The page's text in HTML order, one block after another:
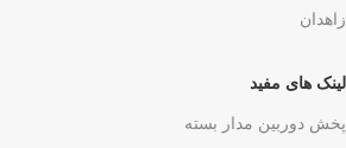
زاهدان
لینک های مفید
پخش دوربین مدار بسته